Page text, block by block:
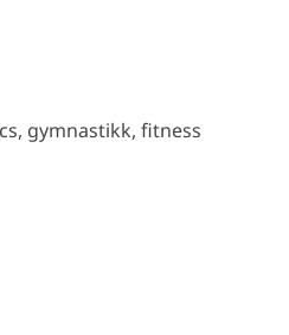
gymnastikk, fitness